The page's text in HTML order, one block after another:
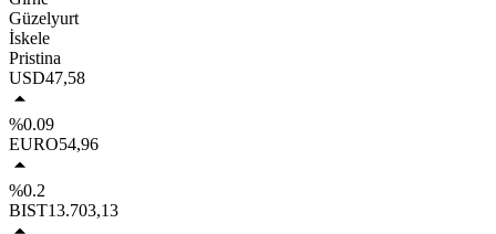
Güzelyurt
İskele
Pristina
USD47,58
%0.09
EURO54,96
%0.2
BIST13.703,13